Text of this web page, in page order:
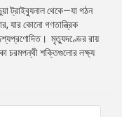
ট্রাইব্যুনাল থেকে—যা গঠন
যার কোনো গণতান্ত্রিক
মৃত্যুদণ্ডের রায়
চরমপন্থী শক্তিগুলোর লক্ষ্য